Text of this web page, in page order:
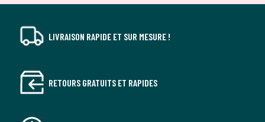
LIVRAISON RAPIDE ET SUR MESURE !
RETOURS GRATUITS ET RAPIDES